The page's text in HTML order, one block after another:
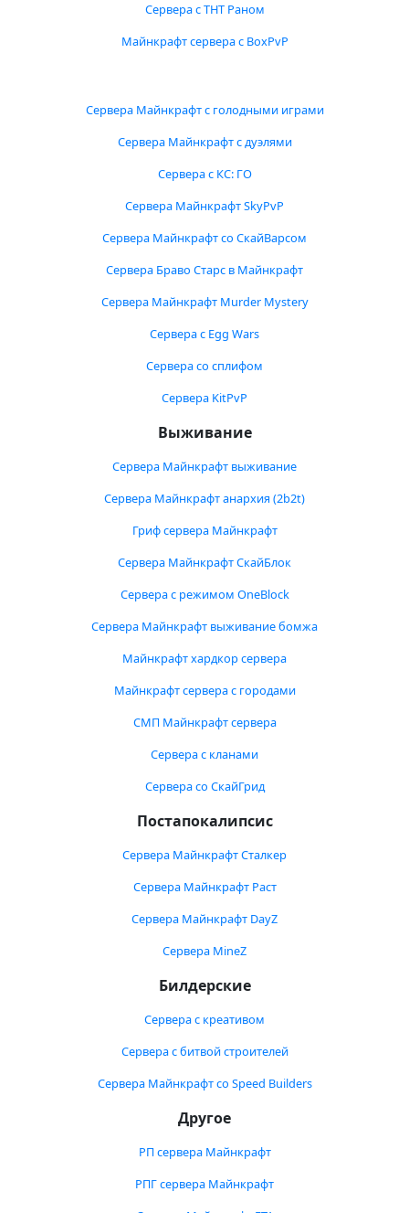
Сервера с ТНТ Раном
Майнкрафт сервера с BoxPvP
Сервера Майнкрафт с голодными играми
Сервера Майнкрафт с дуэлями
Сервера с КС: ГО
Сервера Майнкрафт SkyPvP
Сервера Майнкрафт со СкайВарсом
Сервера Браво Старс в Майнкрафт
Сервера Майнкрафт Murder Mystery
Сервера с Egg Wars
Сервера со сплифом
Сервера KitPvP
Выживание
Сервера Майнкрафт выживание
Сервера Майнкрафт анархия (2b2t)
Гриф сервера Майнкрафт
Сервера Майнкрафт СкайБлок
Сервера с режимом OneBlock
Сервера Майнкрафт выживание бомжа
Майнкрафт хардкор сервера
Майнкрафт сервера с городами
СМП Майнкрафт сервера
Сервера с кланами
Сервера со СкайГрид
Постапокалипсис
Сервера Майнкрафт Сталкер
Сервера Майнкрафт Раст
Сервера Майнкрафт DayZ
Сервера MineZ
Билдерские
Сервера с креативом
Сервера с битвой строителей
Сервера Майнкрафт со Speed Builders
Другое
РП сервера Майнкрафт
РПГ сервера Майнкрафт